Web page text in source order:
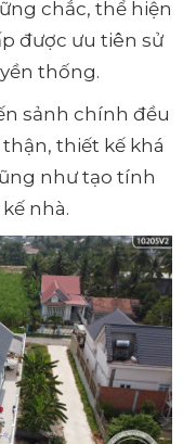
chắc, thể hiện
được ưu tiên sử
thống.
sảnh chính đều
thiết kế khá
như tạo tính
nhà.